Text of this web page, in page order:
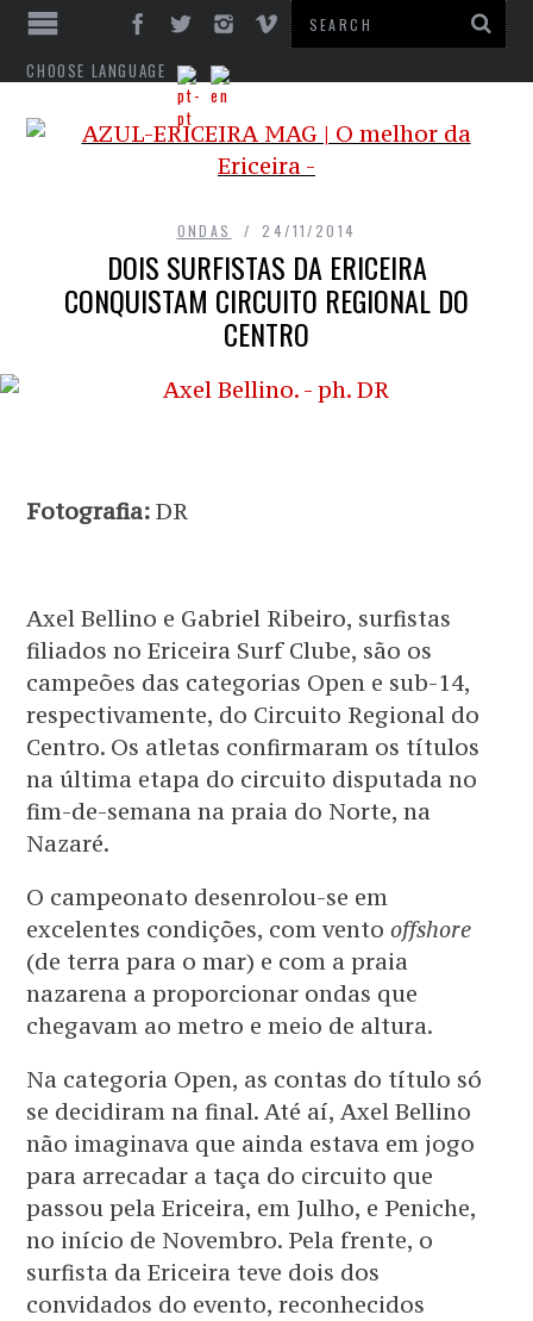
CHOOSE LANGUAGE
ONDAS 24/11/2014
DOIS SURFISTAS DA ERICEIRA
CONQUISTAM CIRCUITO REGIONAL DO
CENTRO
Fotografia: DR
Axel Bellino e Gabriel Ribeiro, surfistas
filiados no Ericeira Surf Clube, são os
campeões das categorias Open e sub-14,
respectivamente, do Circuito Regional do
Centro. Os atletas confirmaram os títulos
na última etapa do circuito disputada no
fim-de-semana na praia do Norte, na
Nazaré.
O campeonato desenrolou-se em
excelentes condições, com ventooffshore
(de terra para o mar) e com a praia
nazarena a proporcionar ondas que
chegavam ao metro e meio de altura.
Na categoria Open, as contas do título só
se decidiram na final. Até aí, Axel Bellino
não imaginava que ainda estava em jogo
para arrecadar a taça do circuito que
passou pela Ericeira, em Julho, e Peniche,
no início de Novembro. Pela frente, o
surfista da Ericeira teve dois dos
convidados do evento, reconhecidos